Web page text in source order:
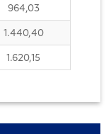
964,03
1.440,40
1.620,15